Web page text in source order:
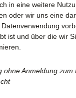
in eine weitere
oder wir uns eine
ist und über die wir
ohne Anmeldung zum